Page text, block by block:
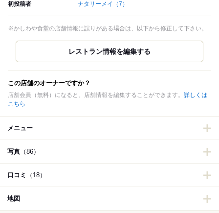
初投稿者 ナタリーメイ （7）
※かしわや食堂の店舗情報に誤りがある場合は、以下から修正して下さい。
この店舗のオーナーですか？
店舗会員（無料）になると、店舗情報を編集することができます。 詳しくは
こちら
メニュー
写真 （86）
口コミ （18）
地図